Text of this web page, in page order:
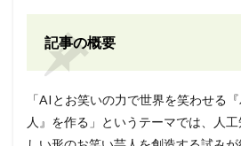
記事の概要
「AIとお笑いの力で世界を笑わせる
人』を作る」というテーマでは、人